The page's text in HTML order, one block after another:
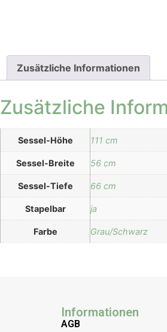
Zusätzliche Informationen
Zusätzliche
Sessel-Höhe 111 cm
Sessel-Breite 56 cm
Sessel-Tiefe 66 cm
Stapelbar ja
Farbe Grau/Schwarz
Informationen
AGB